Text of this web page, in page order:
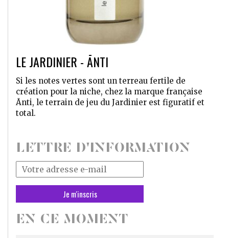
LE JARDINIER - ĀNTI
Si les notes vertes sont un terreau fertile de
création pour la niche, chez la marque française
Ānti, le terrain de jeu du Jardinier est figuratif et
total.
LETTRE D'INFORMATION
Votre
adresse
mail
*
EN CE MOMENT